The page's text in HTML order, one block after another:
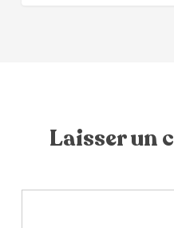
Laisser un